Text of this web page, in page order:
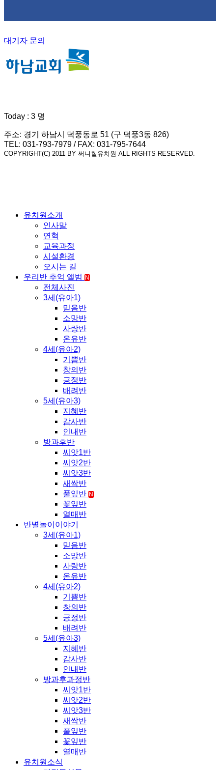
대기자 문의
Today : 3 명
주소: 경기 하남시 덕풍동로 51 (구 덕풍3동 826)
TEL: 031-793-7979 / FAX: 031-795-7644
COPYRIGHT(C) 2011 BY 써니힐유치원 ALL RIGHTS RESERVED.
유치원소개
인사말
연혁
교육과정
시설환경
오시는 길
우리반 추억 앨범
N
전체사진
3세(유아1)
믿음반
소망반
사랑반
온유반
4세(유아2)
기쁨반
창의반
긍정반
배려반
5세(유아3)
지혜반
감사반
인내반
방과후반
씨앗1반
씨앗2반
씨앗3반
새싹반
풀잎반 N
꽃잎반
열매반
반별놀이이야기
3세(유아1)
믿음반
소망반
사랑반
온유반
4세(유아2)
기쁨반
창의반
긍정반
배려반
5세(유아3)
지혜반
감사반
인내반
방과후과정반
씨앗1반
씨앗2반
씨앗3반
새싹반
풀잎반
꽃잎반
열매반
유치원소식